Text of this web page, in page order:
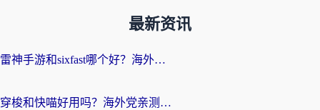
最新资讯
雷神手游和sixfast哪个好？海外党亲测3款回国加速器，教你选对不踩坑
穿梭和快喵好用吗？海外党亲测：小众加速器对比+番茄加速器深度体验